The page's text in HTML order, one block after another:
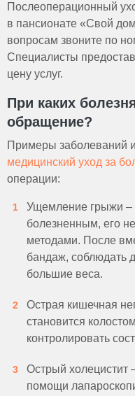
Послеоперационный
в пансионате «Свой
вопросам звоните по
Специалисты
цену услуг.
При каких
обращение?
Примеры заболеваний и
медицинский уход за
операции:
Ущемление грыжи –
болезненным, его
методами. После
бандаж, соблюдать
большие веса.
Острая кишечная
становится
контролировать
Острый холецистит
помощи